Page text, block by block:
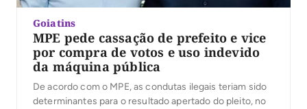
Goiatins
MPE pede cassação de prefeito e vice
por compra de votos e uso indevido
da máquina pública
De acordo com o MPE, as condutas ilegais teriam sido
determinantes para o resultado apertado do pleito, no